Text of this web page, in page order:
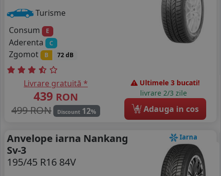
Turisme
Consum
E
Aderenta C
Zgomot B 72 dB
Livrare gratuită *
439 RON
499 RON
Discount 12%
Ultimele 3 bucati!
livrare 2/3 zile
4 Adauga in cos
Iarna
Anvelope iarna Nankang
Sv-3
195/45 R16 84V